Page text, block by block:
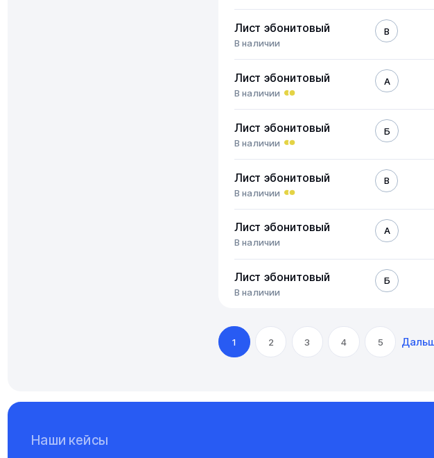
Лист эбонитовый
В наличии
В
Лист эбонитовый
В наличии
А
Лист эбонитовый
В наличии
Б
Лист эбонитовый
В наличии
В
Лист эбонитовый
В наличии
А
Лист эбонитовый
В наличии
Б
1 2 3 4 5
Наши кейсы